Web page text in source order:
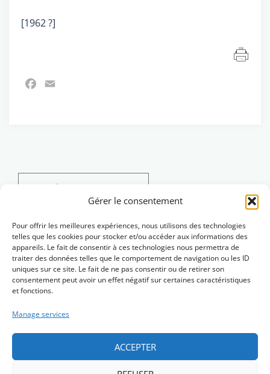
Gérer le consentement
Pour offrir les meilleures expériences, nous utilisons des technologies
telles que les cookies pour stocker et/ou accéder aux informations des
appareils. Le fait de consentir à ces technologies nous permettra de
traiter des données telles que le comportement de navigation ou les ID
uniques sur ce site. Le fait de ne pas consentir ou de retirer son
consentement peut avoir un effet négatif sur certaines caractéristiques
et fonctions.
Manage services
ACCEPTER
[1962 ?]
Facebook